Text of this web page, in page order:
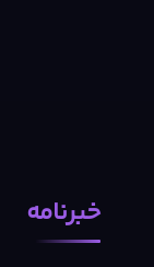
خبرنامه